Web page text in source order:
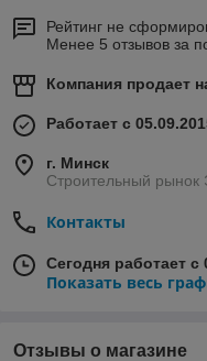
Рейтинг не
Менее 5 отзывов за
Компания продает
Работает с
г. Минск
Строительный рынок
Контакты
Сегодня работает с
Показать весь
Отзывы о магазине